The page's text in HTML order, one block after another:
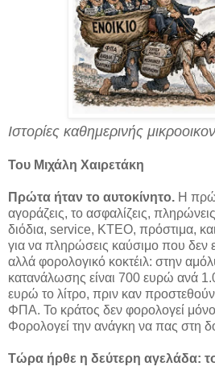
Ιστορίες καθημερινής
Του Μιχάλη Χαιρετάκη
Πρώτα ήταν το αυτοκίνητο. Η
αγοράζεις, το ασφαλίζεις,
διόδια, service, ΚΤΕΟ, πρόστιμα,
για να πληρώσεις καύσιμο που δεν
αλλά φορολογικό κοκτέιλ: στην
κατανάλωσης είναι 700 ευρώ ανά
ευρώ το λίτρο, πριν καν
ΦΠΑ. Το κράτος δεν φορολογεί μόνο
Φορολογεί την ανάγκη να πας στη
Τώρα ήρθε η δεύτερη αγελάδα: